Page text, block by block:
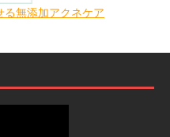
る無添加アクネケア